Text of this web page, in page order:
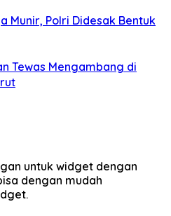
Munir, Polri Didesak Bentuk
Tewas Mengambang di
untuk widget dengan
dengan mudah